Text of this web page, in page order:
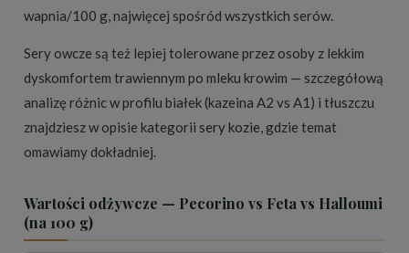
wapnia/100 g, najwięcej spośród wszystkich serów.
Sery owcze są też lepiej tolerowane przez osoby z lekkim
dyskomfortem trawiennym po mleku krowim — szczegółową
analizę różnic w profilu białek (kazeina A2 vs A1) i tłuszczu
znajdziesz w opisie kategorii sery kozie, gdzie temat
omawiamy dokładniej.
Wartości odżywcze — Pecorino vs Feta vs Halloumi
(na 100 g)